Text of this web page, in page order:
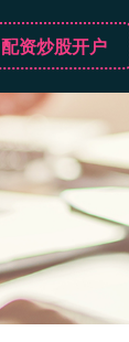
配资炒股开户